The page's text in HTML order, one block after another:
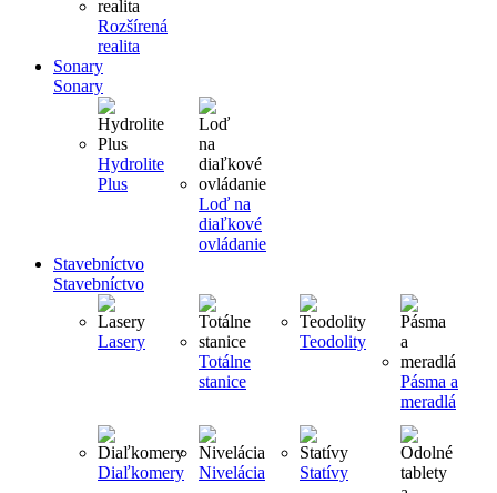
Rozšírená
realita
Sonary
Sonary
Hydrolite
Plus
Loď na
diaľkové
ovládanie
Stavebníctvo
Stavebníctvo
Lasery
Totálne
stanice
Teodolity
Pásma a
meradlá
Diaľkomery Nivelácia Statívy